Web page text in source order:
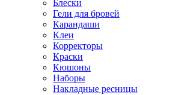
Блески
Гели для бровей
Карандаши
Клеи
Корректоры
Краски
Кюшоны
Наборы
Накладные ресницы